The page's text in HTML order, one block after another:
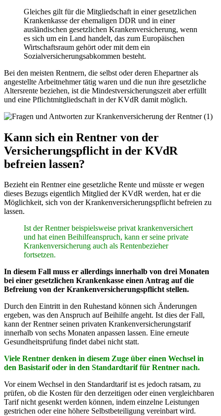
Gleiches gilt für die Mitgliedschaft in einer gesetzlichen
Krankenkasse der ehemaligen DDR und in einer
ausländischen gesetzlichen Krankenversicherung, wenn
es sich um ein Land handelt, das zum Europäischen
Wirtschaftsraum gehört oder mit dem ein
Sozialversicherungsabkommen besteht.
Bei den meisten Rentnern, die selbst oder deren Ehepartner als
angestellte Arbeitnehmer tätig waren und die nun ihre gesetzliche
Altersrente beziehen, ist die Mindestversicherungszeit aber erfüllt
und eine Pflichtmitgliedschaft in der KVdR damit möglich.
Kann sich ein Rentner von der
Versicherungspflicht in der KVdR
befreien lassen?
Bezieht ein Rentner eine gesetzliche Rente und müsste er wegen
dieses Bezugs eigentlich Mitglied der KVdR werden, hat er die
Möglichkeit, sich von der Krankenversicherungspflicht befreien zu
lassen.
Ist der Rentner beispielsweise privat krankenversichert
und hat einen Beihilfeanspruch, kann er seine private
Krankenversicherung auch als Rentenbezieher
fortsetzen.
In diesem Fall muss er allerdings innerhalb von drei Monaten
bei einer gesetzlichen Krankenkasse einen Antrag auf die
Befreiung von der Krankenversicherungspflicht stellen.
Durch den Eintritt in den Ruhestand können sich Änderungen
ergeben, was den Anspruch auf Beihilfe angeht. Ist dies der Fall,
kann der Rentner seinen privaten Krankenversicherungstarif
innerhalb von sechs Monaten anpassen lassen. Eine erneute
Gesundheitsprüfung findet dabei nicht statt.
Viele Rentner denken in diesem Zuge über einen Wechsel in
den Basistarif oder in den Standardtarif für Rentner nach.
Vor einem Wechsel in den Standardtarif ist es jedoch ratsam, zu
prüfen, ob die Kosten für den derzeitigen oder einen vergleichbaren
Tarif nicht gesenkt werden können, indem einzelne Leistungen
gestrichen oder eine höhere Selbstbeteiligung vereinbart wird.